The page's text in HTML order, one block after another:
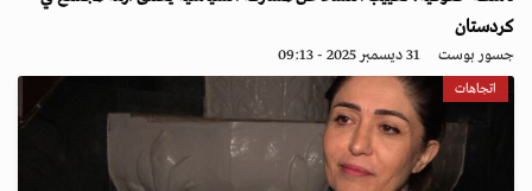
كردستان
جسور بوست 31 ديسمبر 2025 - 09:13
اتجاهات